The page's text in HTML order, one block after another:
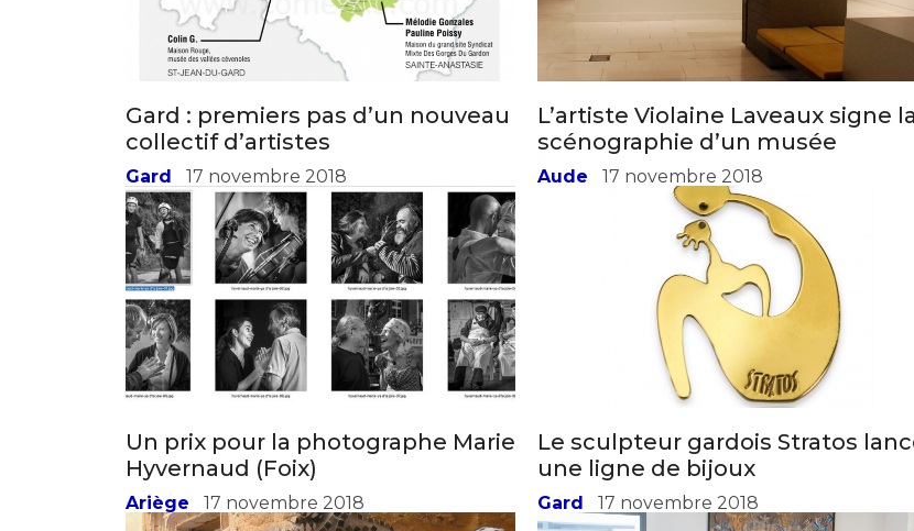
Adresse email*
Gard : premiers pas d’un nouveau
collectif d’artistes
Gard 17 novembre 2018
L’artiste Violaine Laveaux signe la
scénographie d’un musée
17 novembre 2018
Un prix pour la photographe Marie
Hyvernaud (Foix)
Ariège 17 novembre 2018
Le sculpteur gardois Stratos lance
une ligne de bijoux
Gard 17 novembre 2018